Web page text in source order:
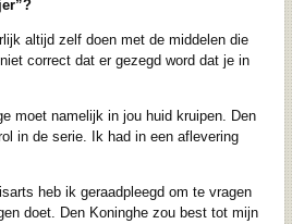
altijd zelf doen met de middelen die
correct dat er gezegd word dat je in
namelijk in jou huid kruipen. Den
in de serie. Ik had in een aflevering
heb ik geraadpleegd om te vragen
doet. Den Koninghe zou best tot mijn